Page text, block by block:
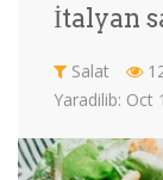
İçkilər
Qoyun əti
Sous
İtalyan
Salat
Yaradilib: Oct